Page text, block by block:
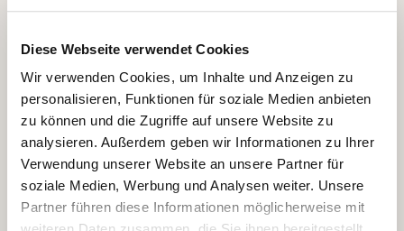
Diese Webseite verwendet Cookies
Wir verwenden Cookies, um Inhalte und Anzeigen zu
personalisieren, Funktionen für soziale Medien anbieten
zu können und die Zugriffe auf unsere Website zu
analysieren. Außerdem geben wir Informationen zu Ihrer
Verwendung unserer Website an unsere Partner für
soziale Medien, Werbung und Analysen weiter. Unsere
Partner führen diese Informationen möglicherweise mit
Ich bin damit einverstanden, dass meine personenbezogenen Daten
ausschließlich zum Zweck der Durchführung der Kontaktanfrage
verarbeitet, auf IT- Systemen der Garitz Bewirtschaftungsbetriebe
GmbH, Heinrich-von-Kleist-Straße 2, 97688 Bad Kissingen
(Betreiber) gespeichert und an die für das Stellenangebot
verantwortliche Stelle zur Kontaktaufnahme weitergegeben
werden.
Diese Einwilligungserklärung kann ich jederzeit gegenüber dem